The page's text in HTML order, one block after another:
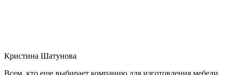
Кристина Шатунова
Всем, кто еще выбирает компанию для изготовления мебели,